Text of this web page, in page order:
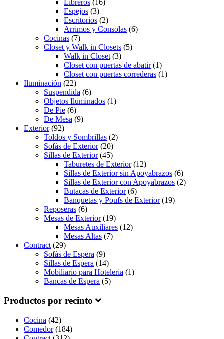
Libreros (16)
Espejos (3)
Escritorios (2)
Arrimos y Consolas (6)
Cocinas (7)
Closet y Walk in Closets (5)
Walk in Closet (3)
Closet con puertas de abatir(1)
Closet con puertas correderas (1)
Iluminación (22)
Suspendida (6)
Objetos Iluminados (1)
De Pie (6)
De Mesa (9)
Exterior(92)
Toldos y Sombrillas (2)
Sofás de Exterior(20)
Sillas de Exterior(45)
Taburetes de Exterior(12)
Sillas de Exterior sin Apoyabrazos (6)
Sillas de Exterior con Apoyabrazos (2)
Butacas de Exterior(6)
Banquetas y Poufs de Exterior(19)
Reposeras (6)
Mesas de Exterior(19)
Mesas Auxiliares (12)
Mesas Altas (7)
Contract (29)
Sofás de Espera (9)
Sillas de Espera (14)
Mobiliario para Hoteleria (1)
Bancas de Espera (5)
Productos por recinto
Cocina (42)
Comedor(184)